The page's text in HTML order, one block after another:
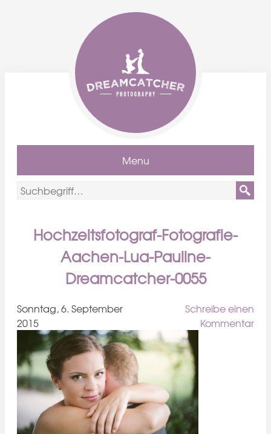
Menu
Hochzeitsfotograf-Fotografie-
Aachen-Lua-Pauline-
Dreamcatcher-0055
Sonntag, 6. September
2015
Schreibe einen
Kommentar